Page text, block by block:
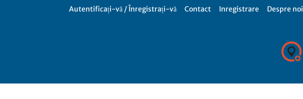
Autentificați-vă / Înregistrați-vă Contact Inregistrare Despre noi